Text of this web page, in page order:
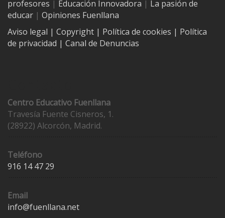
profesores | Educación Innovadora | La pasión de
educar | Opiniones Fuenllana
Aviso legal | Copyright | Política de cookies | Política
de privacidad | Canal de Denuncias
Centro Educativo Fuenllana
Travesía Fuente Cisneros, 1.
(28922) Alcorcón, Madrid.
Teléfono
916 14 47 29
Email
info@fuenllana.net